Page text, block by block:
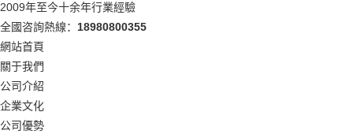
2009年至今十余年行業經驗
全國咨詢熱線： 18980800355
網站首頁
關于我們
公司介紹
企業文化
公司優勢